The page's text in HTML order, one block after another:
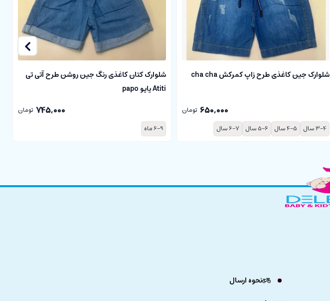
شلوارک جین کاغذی طرح زاپ کمرکش cha cha
650,000 تومان
3-4 سال
4-5 سال 5-6 سال 6-7 سال
شلوارک کتان کاغذی رنگ جین روشن طرح آتی تی
Atiti پاپو papo
745,000 تومان
6-9 ماه
نحوه ارسال